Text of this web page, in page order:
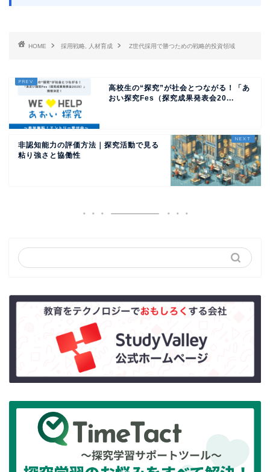
HOME 採用戦略, 人材育成 Z世代採用で勝つための戦略的投資領域
高校生の“探究”が社会とつながる！「あ
おい探究Fes（探究成果発表会20...
非認知能力の評価方法｜探究活動で見る
粘り強さと協働性